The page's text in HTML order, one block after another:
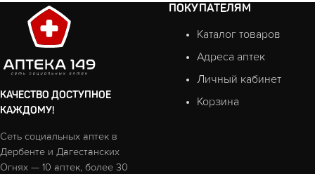
КАЧЕСТВО ДОСТУПНОЕ
КАЖДОМУ!
Сеть социальных аптек в
Дербенте и Дагестанских
Огнях — 10 аптек, более 30
ПОКУПАТЕЛЯМ
Каталог товаров
Адреса аптек
Личный кабинет
Корзина